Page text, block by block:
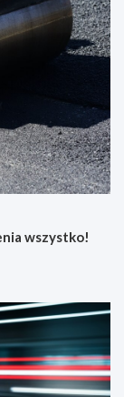
wszystko!